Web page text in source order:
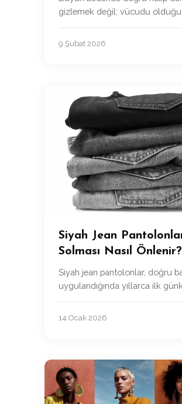
gizlemek değil; vücudu
9 Şubat 2026
Siyah Jean
Solması Nasıl Önlenir?
Siyah jean pantolonlar, doğru
uygulandığında yıllarca ilk
deterjan kullanmak, düşük
14 Ocak 2026